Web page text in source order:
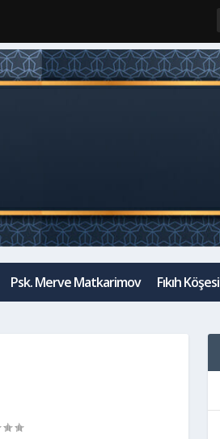
Psk. Merve Matkarimov Fıkıh Köşesi